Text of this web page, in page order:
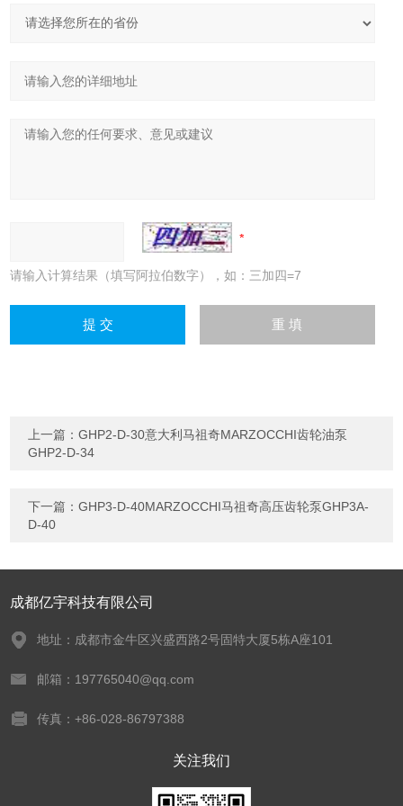
请输入计算结果（填写阿拉伯数字），如：三加四=7
上一篇：GHP2-D-30意大利马祖奇MARZOCCHI齿轮油泵
GHP2-D-34
下一篇：GHP3-D-40MARZOCCHI马祖奇高压齿轮泵GHP3A-
D-40
成都亿宇科技有限公司
地址：成都市金牛区兴盛西路2号固特大厦5栋A座101
邮箱：197765040@qq.com
传真：+86-028-86797388
关注我们